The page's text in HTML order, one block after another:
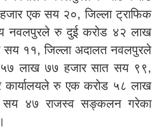
एक सय २०, जिल्ला ट्राफिक
नवलपुरले रु दुई करोड ४२ लाख
सय ११, जिल्ला अदालत नवलपुरले
लाख ७७ हजार सात सय ९९,
कार्यालयले रु एक करोड ५८ लाख
४७ राजस्व सङ्कलन गरेका